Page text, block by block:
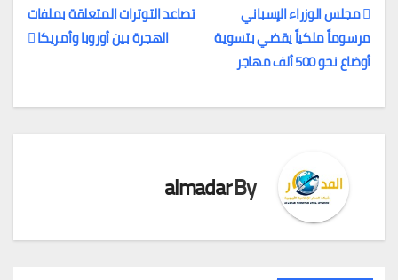
تصفّح
المقالات
تصاعد التوترات المتعلقة بملفات
الهجرة بين أوروبا وأمريكا
مجلس الوزراء الإسباني
مرسوماً ملكياً يقضي بتسوية
أوضاع نحو 500 ألف مهاجر
By
almadar